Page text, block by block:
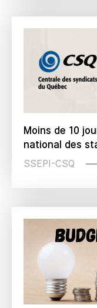
Moins de 10
national des
SSEPI-CSQ